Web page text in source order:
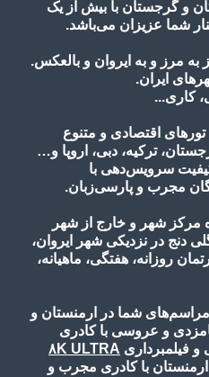
و گرجستان با بیش از یک
شما عزیزان می‌باشد.
به مرز و به ایروان و بالعکس.
ایران.
کاری...
تورهای اقتصادی و متنوع
ترکیه، دبی، اروپا و…
سرویس‌دهی با
مرکز شهر و خارج از شهر
دنج در نزدیکی شهر ایروان،
روزانه، هفتگی، ماهیانه،
شما در ارمنستان و
و عروسی با کادری
فیلمبرداری ۸K ULTRA
با کادری مجرب و